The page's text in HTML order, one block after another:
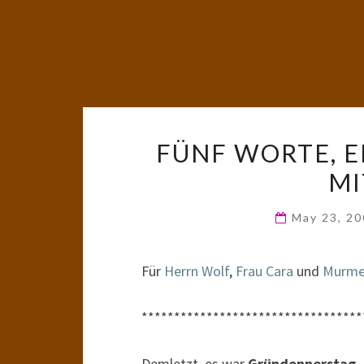
FÜNF WORTE,
May 23,
Für Herrn Wolf, Frau Cara und